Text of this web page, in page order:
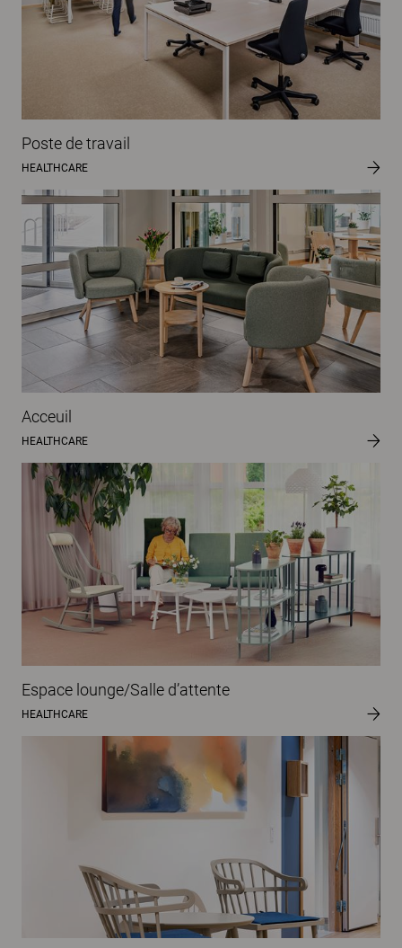
Poste de travail
HEALTHCARE
Acceuil
HEALTHCARE
Espace lounge/Salle d’attente
HEALTHCARE